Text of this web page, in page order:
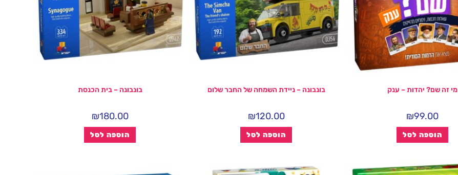
מי זה שם? יהדות – ענק
₪99.00
הוספה לסל
בונבונה – ניידת השמחה של החבר שלום
₪120.00
הוספה לסל
בונבונה – בית הכנסת
₪180.00
הוספה לסל